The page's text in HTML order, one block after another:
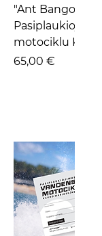
"Ant Bangos"
motociklu
Kaina
65,00 €